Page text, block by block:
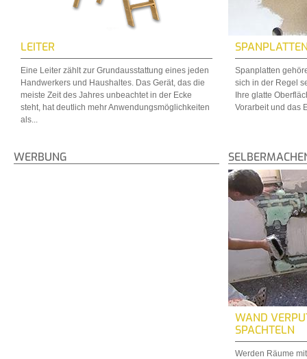
LEITER
Eine Leiter zählt zur Grundausstattung eines jeden
Handwerkers und Haushaltes. Das Gerät, das die
meiste Zeit des Jahres unbeachtet in der Ecke
steht, hat deutlich mehr Anwendungsmöglichkeiten
als...
Spanplatten
sich in der Regel
Ihre glatte
Vorarbeit und das
WERBUNG
WAND
SPACHTELN
Werden Räume